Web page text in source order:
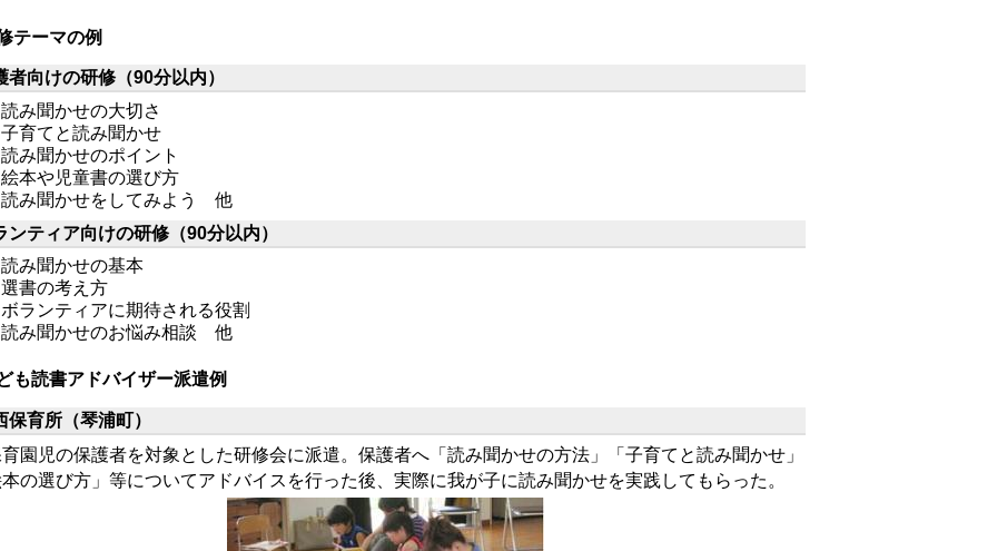
テーマの例
者向けの研修（90分以内）
読み聞かせの大切さ
子育てと読み聞かせ
読み聞かせのポイント
絵本や児童書の選び方
読み聞かせをしてみよう 他
ンティア向けの研修（90分以内）
読み聞かせの基本
選書の考え方
ボランティアに期待される役割
読み聞かせのお悩み相談 他
も読書アドバイザー派遣例
保育所（琴浦町）
園児の保護者を対象とした研修会に派遣。保護者へ「読み聞かせの方法」「子育てと読み聞かせ」
本の選び方」等についてアドバイスを行った後、実際に我が子に読み聞かせを実践してもらった。